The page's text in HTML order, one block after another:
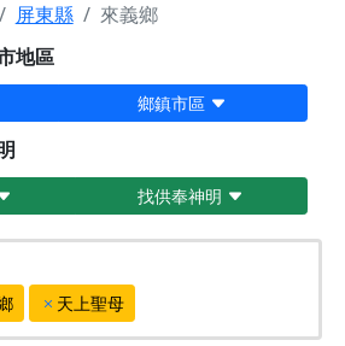
屏東縣
來義鄉
地區
鄉鎮市區
找供奉神明
天上聖母